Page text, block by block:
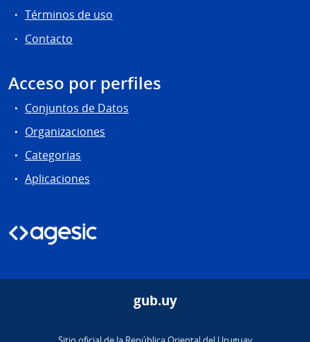
Términos de uso
Contacto
Acceso por perfiles
Conjuntos de Datos
Organizaciones
Categorias
Aplicaciones
gub.uy